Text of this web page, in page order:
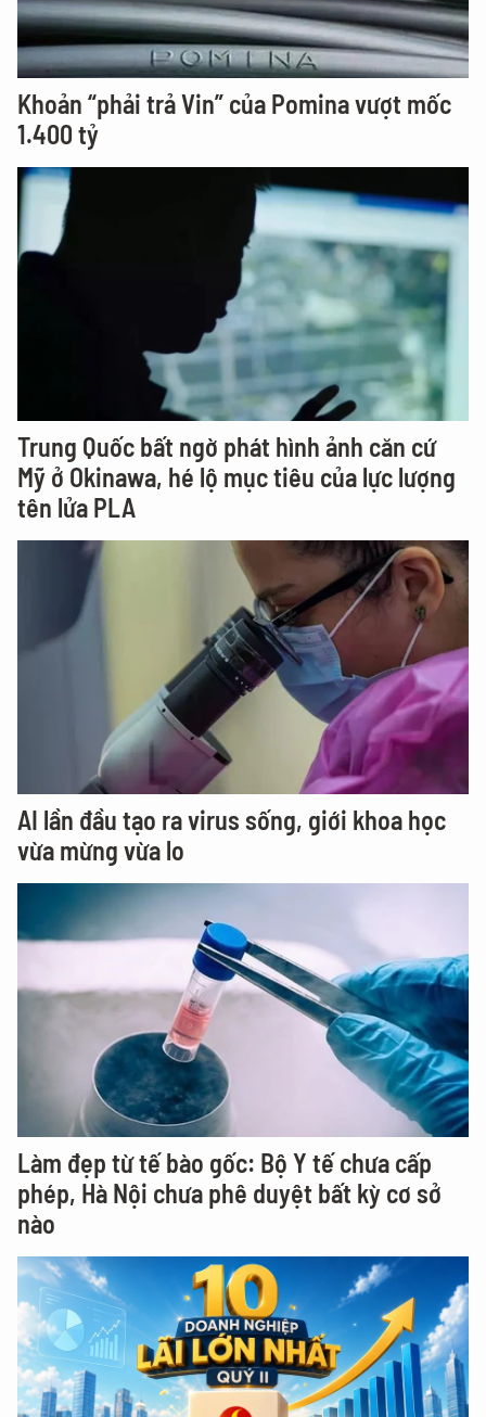
Khoản “phải trả Vin” của Pomina vượt mốc
1.400 tỷ
Trung Quốc bất ngờ phát hình ảnh căn cứ
Mỹ ở Okinawa, hé lộ mục tiêu của lực lượng
tên lửa PLA
AI lần đầu tạo ra virus sống, giới khoa học
vừa mừng vừa lo
Làm đẹp từ tế bào gốc: Bộ Y tế chưa cấp
phép, Hà Nội chưa phê duyệt bất kỳ cơ sở
nào